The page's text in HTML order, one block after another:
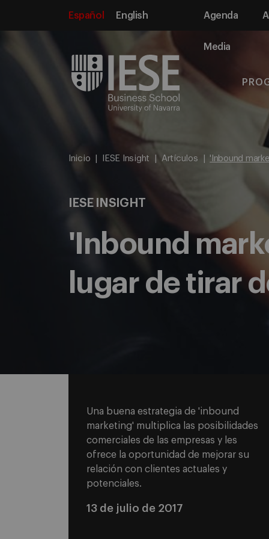
Español English Agenda
Media
Inicio IESE Insight Artículos 'Inbound
IESE INSIGHT
'Inbound
lugar de tirar
Una buena estrategia de 'inbound
marketing' multiplica las posibilidades
comerciales de las empresas y les
ofrece la oportunidad de mejorar su
relación con clientes actuales y
potenciales.
13 de julio de 2017